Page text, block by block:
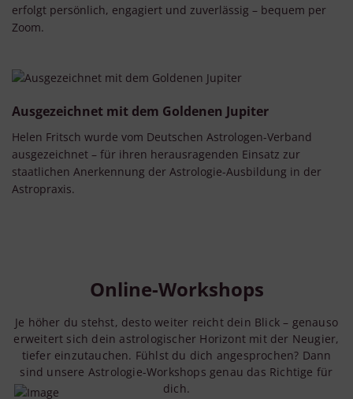
erfolgt persönlich, engagiert und zuverlässig – bequem per
Zoom.
Ausgezeichnet mit dem Goldenen Jupiter
Helen Fritsch wurde vom Deutschen Astrologen-Verband
ausgezeichnet – für ihren herausragenden Einsatz zur
staatlichen Anerkennung der Astrologie-Ausbildung in der
Astropraxis.
Online-Workshops
Je höher du stehst, desto weiter reicht dein Blick – genauso
erweitert sich dein astrologischer Horizont mit der Neugier,
tiefer einzutauchen. Fühlst du dich angesprochen? Dann
sind unsere Astrologie-Workshops genau das Richtige für
dich.